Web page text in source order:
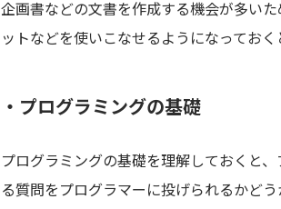
企画書などの文書を作成する機会が多い
ットなどを使いこなせるようになってお
・プログラミングの基礎
プログラミングの基礎を理解しておくと
る質問をプログラマーに投げられるかど